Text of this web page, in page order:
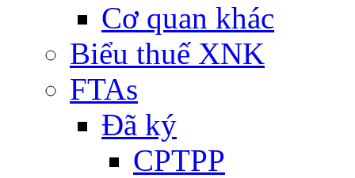
Cơ quan khác
Biểu thuế XNK
FTAs
Đã ký
CPTPP